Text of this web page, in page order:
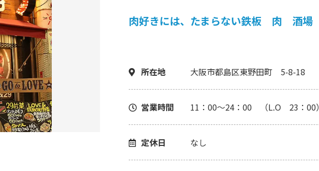
肉好きには、たまらない鉄板 肉 酒場
所在地 大阪市都島区東野田町 5-8-18
営業時間 11：00～24：00 （L.O 23：00）
定休日 なし